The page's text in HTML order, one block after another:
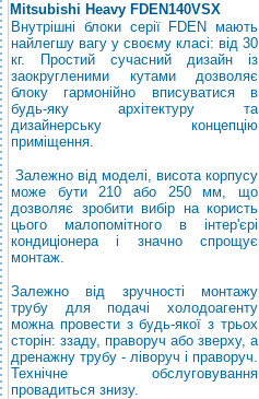
Mitsubishi Heavy FDEN140VSX
Внутрішні блоки серії FDEN мають
найлегшу вагу у своєму класі: від 30
кг. Простий сучасний дизайн із
заокругленими кутами дозволяє
блоку гармонійно вписуватися в
будь-яку архітектуру та
дизайнерську концепцію
приміщення.
Залежно від моделі, висота корпусу
може бути 210 або 250 мм, що
дозволяє зробити вибір на користь
цього малопомітного в інтер'єрі
кондиціонера і значно спрощує
монтаж.
Залежно від зручності монтажу
трубу для подачі холодоагенту
можна провести з будь-якої з трьох
сторін: ззаду, праворуч або зверху, а
дренажну трубу - ліворуч і праворуч.
Технічне обслуговування
провадиться знизу.